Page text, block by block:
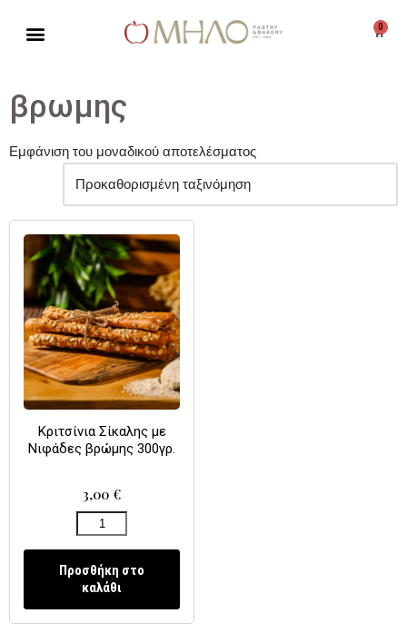
περιεχόμενο
0
βρωμης
Εμφάνιση του μοναδικού αποτελέσματος
Κριτσίνια Σίκαλης με
Νιφάδες βρώμης 300γρ.
3,00 €
Προσθήκη στο
καλάθι